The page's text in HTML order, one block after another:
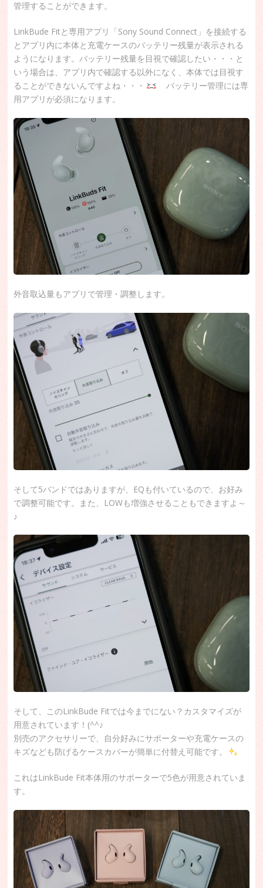
管理することができます。
LinkBude Fitと専用アプリ「Sony Sound Connect」を接続する
とアプリ内に本体と充電ケースのバッテリー残量が表示される
ようになります。バッテリー残量を目視で確認したい・・・と
いう場合は、アプリ内で確認する以外になく、本体では目視す
ることができないんですよね・・・
バッテリー管理には専
用アプリが必須になります。
外音取込量もアプリで管理・調整します。
そして5バンドではありますが、EQも付いているので、お好み
で調整可能です。また、LOWも増強させることもできますよ～
♪
そして、このLinkBude Fitでは今までにない？カスタマイズが
用意されています！(^^♪
別売のアクセサリーで、自分好みにサポーターや充電ケースの
キズなども防げるケースカバーが簡単に付替え可能です。
これはLinkBude Fit本体用のサポーターで5色が用意されていま
す。